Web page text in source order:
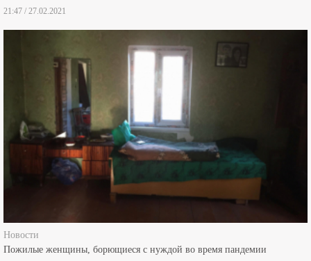
Новости
Пожилые женщины, борющиеся с нуждой во время пандемии
Именно в то время, когда им больше всего нужна забота других,